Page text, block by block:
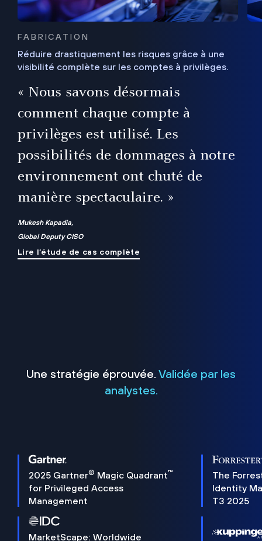
FABRICATION
Réduire drastiquement les risques grâce à une
visibilité complète sur les comptes à privilèges.
« Nous savons désormais
comment chaque compte à
privilèges est utilisé. Les
possibilités de dommages à notre
environnement ont chuté de
manière spectaculaire. »
Mukesh Kapadia,
Global Deputy CISO
Lire l’étude de cas complète
Une stratégie éprouvée. Validée par les
analystes.
2025 Gartner® Magic Quadrant™
for Privileged Access
Management
The
Identity
T3 2025
MarketScape: Worldwide